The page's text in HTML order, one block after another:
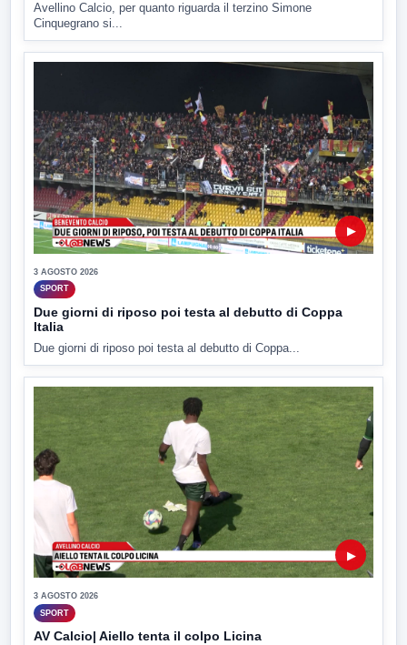
Avellino Calcio, per quanto riguarda il terzino Simone
Cinquegrano si...
▶
3 AGOSTO 2026
SPORT
Due giorni di riposo poi testa al debutto di Coppa
Italia
Due giorni di riposo poi testa al debutto di Coppa...
▶
3 AGOSTO 2026
SPORT
AV Calcio| Aiello tenta il colpo Licina